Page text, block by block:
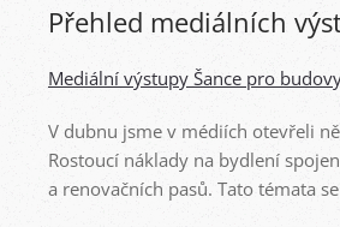
Přehled mediálních
Mediální výstupy Šance pro
V dubnu jsme v médiích otevřeli
Rostoucí náklady na bydlení
a renovačních pasů. Tato témata